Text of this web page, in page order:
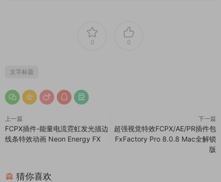
0 0
文字标题
上一篇
FCPX插件-能量电流霓虹发光描边
线条特效动画 Neon Energy FX
下一篇
超强视觉特效FCPX/AE/PR插件包
FxFactory Pro 8.0.8 Mac全解锁
版
猜你喜欢